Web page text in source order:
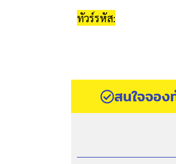
ทัวร์รหัส:
สนใจจอง